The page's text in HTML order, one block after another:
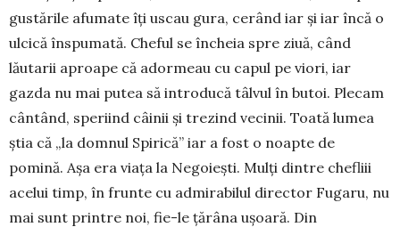
gustările afumate îți uscau gura, ce­rând iar și iar încă o
ulcică înspumată. Cheful se în­cheia spre ziuă, când
lăutarii aproape că adormeau cu capul pe viori, iar
gazda nu mai putea să introducă tâlvul în butoi. Plecam
cântând, speriind câinii și trezind vecinii. Toată lumea
știa că „la domnul Spirică” iar a fost o noapte de
pomină. Așa era viața la Negoiești. Mulți dintre chefliii
acelui timp, în frunte cu admirabilul di­rec­tor Fugaru, nu
mai sunt printre noi, fie-le țărâna ușoară. Din